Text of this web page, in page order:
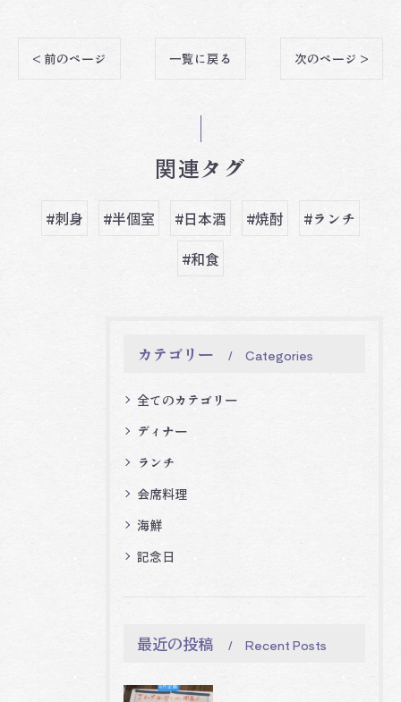
< 前のページ 一覧に戻る 次のページ >
関連タグ
#刺身 #半個室 #日本酒 #焼酎
#ランチ
#和食
カテゴリー Categories
全てのカテゴリー
ディナー
ランチ
会席料理
海鮮
記念日
最近の投稿 Recent Posts